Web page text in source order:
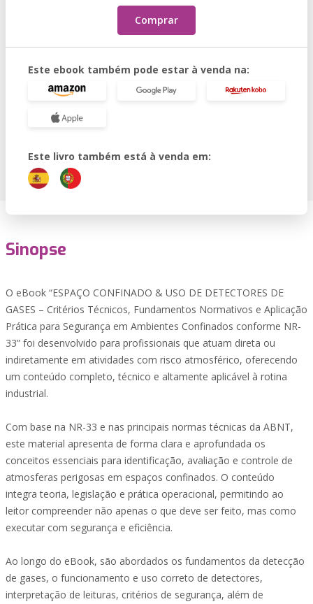
Comprar
Este ebook também pode estar à venda na:
Este livro também está à venda em:
Sinopse
O eBook “ESPAÇO CONFINADO & USO DE DETECTORES DE
GASES – Critérios Técnicos, Fundamentos Normativos e Aplicação
Prática para Segurança em Ambientes Confinados conforme NR-
33” foi desenvolvido para profissionais que atuam direta ou
indiretamente em atividades com risco atmosférico, oferecendo
um conteúdo completo, técnico e altamente aplicável à rotina
industrial.
Com base na NR-33 e nas principais normas técnicas da ABNT,
este material apresenta de forma clara e aprofundada os
conceitos essenciais para identificação, avaliação e controle de
atmosferas perigosas em espaços confinados. O conteúdo
integra teoria, legislação e prática operacional, permitindo ao
leitor compreender não apenas o que deve ser feito, mas como
executar com segurança e eficiência.
Ao longo do eBook, são abordados os fundamentos da detecção
de gases, o funcionamento e uso correto de detectores,
interpretação de leituras, critérios de segurança, além de